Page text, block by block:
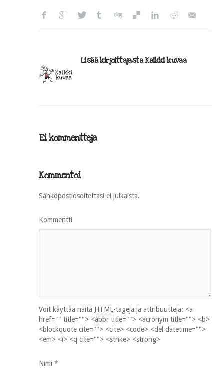
Lisää kirjoittajasta Kaikki kuvaa
Ei kommentteja
Kommentoi
Sähköpostiosoitettasi ei julkaista.
Kommentti
Voit käyttää näitä HTML-tageja ja attribuutteja: <a
href="" title=""> <abbr title=""> <acronym title=""> <b>
<blockquote cite=""> <cite> <code> <del datetime="">
<em> <i> <q cite=""> <strike> <strong>
Nimi *